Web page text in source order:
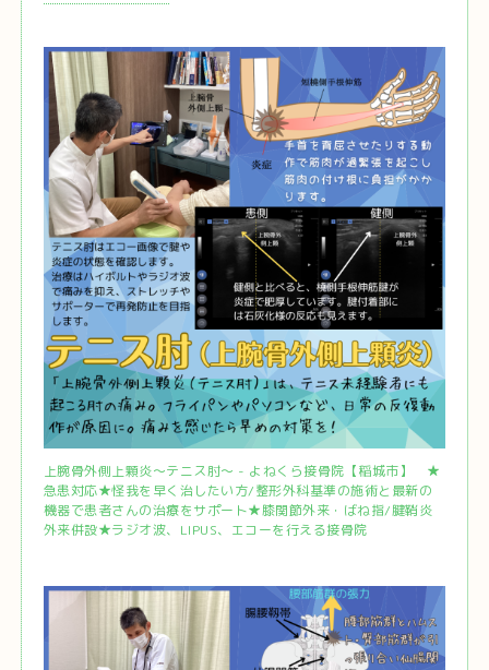
上腕骨外側上顆炎～テニス肘～ - よねくら接骨院【稲城市】 ★
急患対応★怪我を早く治したい方/整形外科基準の施術と最新の
機器で患者さんの治療をサポート★膝関節外来・ばね指/腱鞘炎
外来併設★ラジオ波、LIPUS、エコーを行える接骨院